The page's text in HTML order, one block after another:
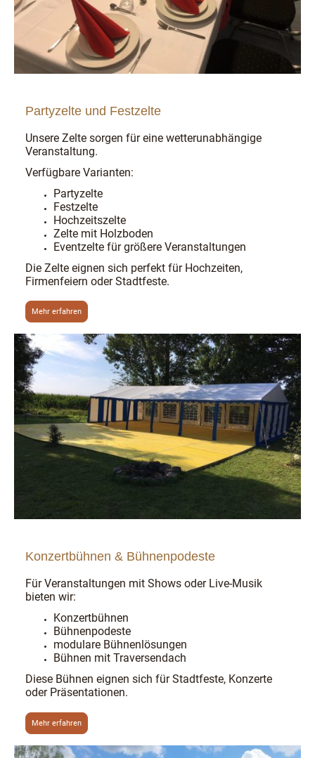
Partyzelte und Festzelte
Unsere Zelte sorgen für eine wetterunabhängige
Veranstaltung.
Verfügbare Varianten:
Partyzelte
Festzelte
Hochzeitszelte
Zelte mit Holzboden
Eventzelte für größere Veranstaltungen
Die Zelte eignen sich perfekt für Hochzeiten,
Firmenfeiern oder Stadtfeste.
Mehr erfahren
Konzertbühnen & Bühnenpodeste
Für Veranstaltungen mit Shows oder Live-Musik
bieten wir:
Konzertbühnen
Bühnenpodeste
modulare Bühnenlösungen
Bühnen mit Traversendach
Diese Bühnen eignen sich für Stadtfeste, Konzerte
oder Präsentationen.
Mehr erfahren